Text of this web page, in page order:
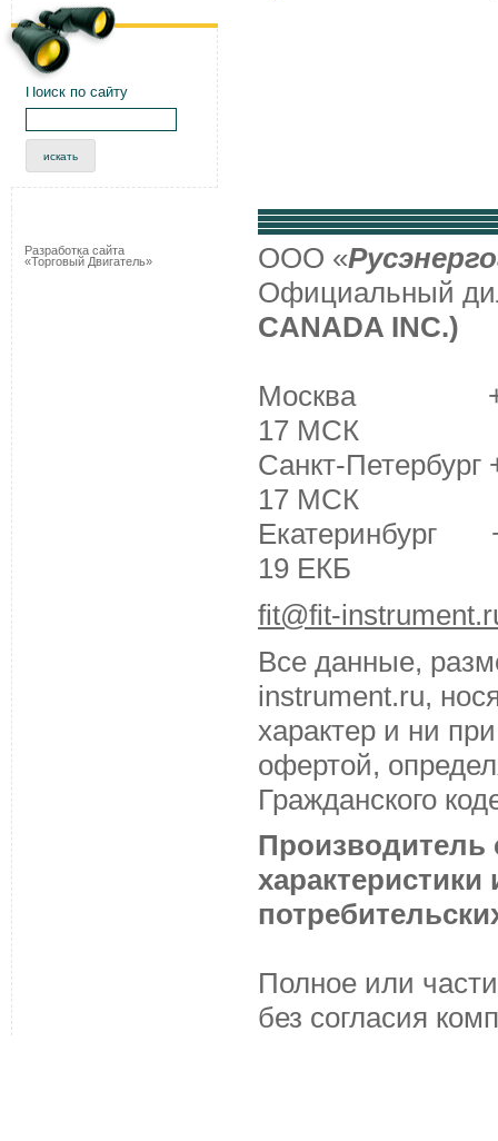
Поиск по сайту
Разработка сайта
«Торговый Двигатель»
ООО «
Официальный
CANADA INC.)
Москва +7
17 МСК
Санкт-
17 МСК
Екатеринбург
19 ЕКБ
fit@fit-
Все данные,
instrument.ru,
характер и ни
офертой,
Гражданского
Производитель
Полное или
без согласия